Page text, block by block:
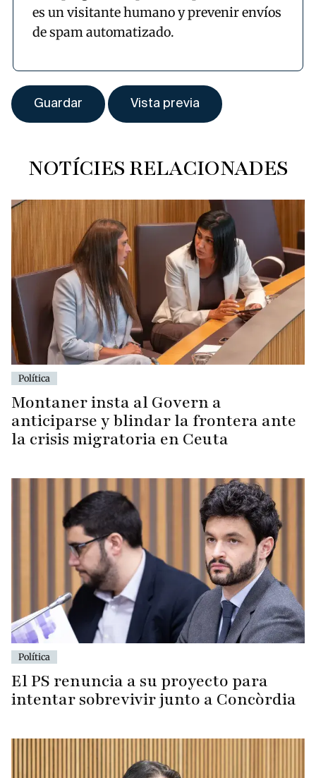
es un visitante humano y prevenir envíos
de spam automatizado.
NOTÍCIES RELACIONADES
Política
Montaner insta al Govern a
anticiparse y blindar la frontera ante
la crisis migratoria en Ceuta
Política
El PS renuncia a su proyecto para
intentar sobrevivir junto a Concòrdia